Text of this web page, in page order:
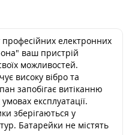
електронних
ваш пристрій
можливостей.
високу вібро та
запобігає витіканню
експлуатації.
зберігаються у
Батарейки не містять